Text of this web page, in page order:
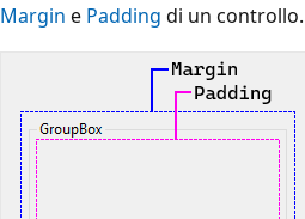
Margin e Padding di un controllo.